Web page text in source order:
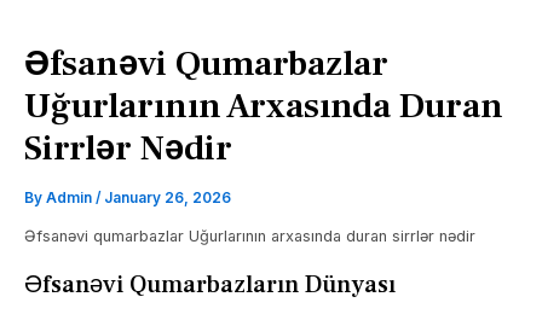
Əfsanəvi Qumarbazlar
Uğurlarının Arxasında Duran
Sirrlər Nədir
By Admin / January 26, 2026
Əfsanəvi qumarbazlar Uğurlarının arxasında duran sirrlər nədir
Əfsanəvi Qumarbazların Dünyası